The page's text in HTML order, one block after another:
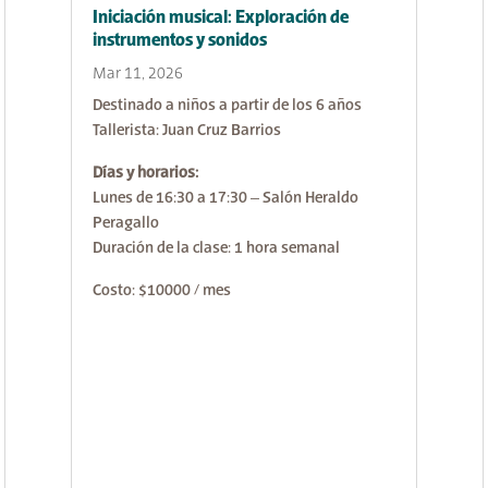
Iniciación musical: Exploración de
instrumentos y sonidos
Mar 11, 2026
Destinado a niños a partir de los 6 años
Tallerista: Juan Cruz Barrios
Días y horarios:
Lunes de 16:30 a 17:30 – Salón Heraldo
Peragallo
Duración de la clase: 1 hora semanal
Costo: $10000 / mes